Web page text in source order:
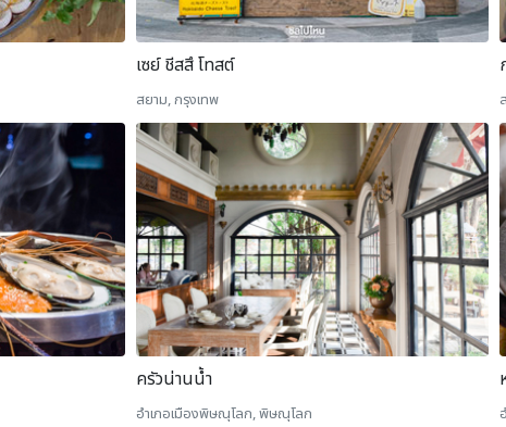
เซย์ ชีสสึ โทสต์
สยาม, กรุงเทพ
ครัวน่านน้ำ
อำเภอเมืองพิษณุโลก, พิษณุโลก